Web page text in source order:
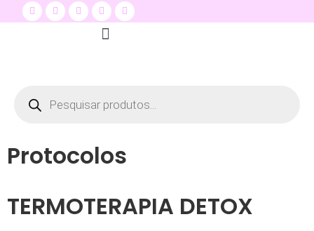
Protocolos
TERMOTERAPIA DETOX